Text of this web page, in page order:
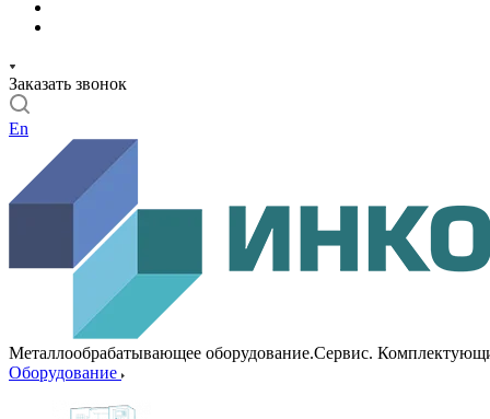
Заказать звонок
En
Металлообрабатывающее оборудование.Сервис.
Оборудование